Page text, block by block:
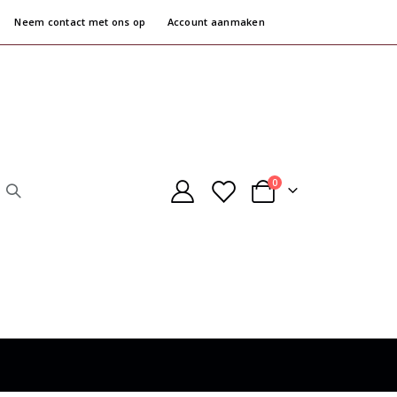
Neem contact met ons op Account aanmaken
Cart
0producten